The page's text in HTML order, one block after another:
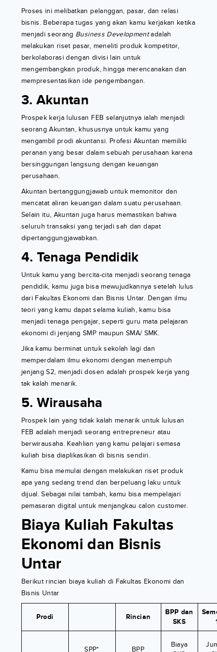
Proses ini melibatkan pelanggan, pasar, dan relasi
bisnis. Beberapa tugas yang akan kamu kerjakan ketika
menjadi seorang Business Developmentadalah
melakukan riset pasar, meneliti produk kompetitor,
berkolaborasi dengan divisi lain untuk
mengembangkan produk, hingga merencanakan dan
mempresentasikan ide pengembangan.
3. Akuntan
Prospek kerja lulusan FEB selanjutnya ialah menjadi
seorang Akuntan, khususnya untuk kamu yang
mengambil prodi akuntansi. Profesi Akuntan memiliki
peranan yang besar dalam sebuah perusahaan karena
bersinggungan langsung dengan keuangan
perusahaan.
Akuntan bertanggungjawab untuk memonitor dan
mencatat aliran keuangan dalam suatu perusahaan.
Selain itu, Akuntan juga harus memastikan bahwa
seluruh transaksi yang terjadi sah dan dapat
dipertanggungjawabkan.
4. Tenaga Pendidik
Untuk kamu yang bercita-cita menjadi seorang tenaga
pendidik, kamu juga bisa mewujudkannya setelah lulus
dari Fakultas Ekonomi dan Bisnis Untar. Dengan ilmu
teori yang kamu dapat selama kuliah, kamu bisa
menjadi tenaga pengajar, seperti guru mata pelajaran
ekonomi di jenjang SMP maupun SMA/ SMK.
Jika kamu berminat untuk sekolah lagi dan
memperdalam ilmu ekonomi dengan menempuh
jenjang S2, menjadi dosen adalah prospek kerja yang
tak kalah menarik.
5. Wirausaha
Prospek lain yang tidak kalah menarik untuk lulusan
FEB adalah menjadi seorang entrepreneur atau
berwirausaha. Keahlian yang kamu pelajari semasa
kuliah bisa diaplikasikan di bisnis sendiri.
Kamu bisa memulai dengan melakukan riset produk
apa yang sedang trend dan berpeluang laku untuk
dijual. Sebagai nilai tambah, kamu bisa mempelajari
pemasaran digital untuk menjangkau calon customer.
Biaya Kuliah Fakultas
Ekonomi dan Bisnis
Untar
Berikut rincian biaya kuliah di Fakultas Ekonomi dan
Bisnis Untar
Prodi Rincian
BPP dan
SKS
SPP* BPP
Biaya